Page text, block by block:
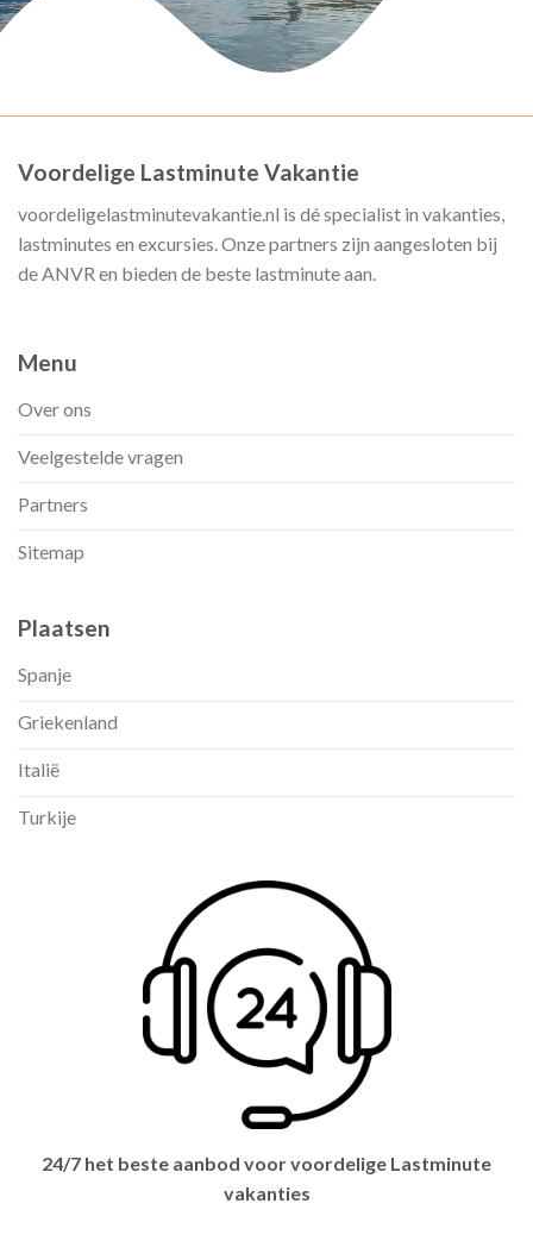
Voordelige Lastminute Vakantie
voordeligelastminutevakantie.nl is dé specialist in vakanties,
lastminutes en excursies. Onze partners zijn aangesloten bij
de ANVR en bieden de beste lastminute aan.
Menu
Over ons
Veelgestelde vragen
Partners
Sitemap
Plaatsen
Spanje
Griekenland
Italië
Turkije
24/7 het beste aanbod voor voordelige Lastminute
vakanties